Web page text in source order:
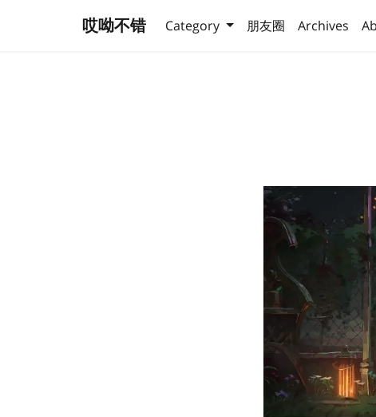
哎呦不错 Category 朋友圈 Archives